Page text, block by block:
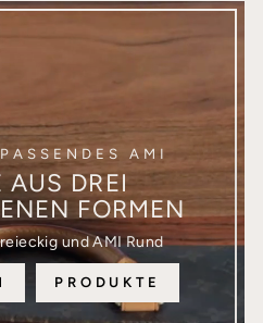
AMI
AUS DREI
FORMEN
und AMI Rund
PRODUKTE